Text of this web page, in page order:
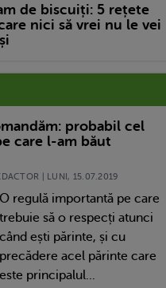
de biscuiți: 5 rețete
nici să vrei nu le vei
probabil cel
care l-am băut
| LUNI, 15.07.2019
O regulă importantă pe care
trebuie să o respecți atunci
când ești părinte, și cu
precădere acel părinte care
este principalul...